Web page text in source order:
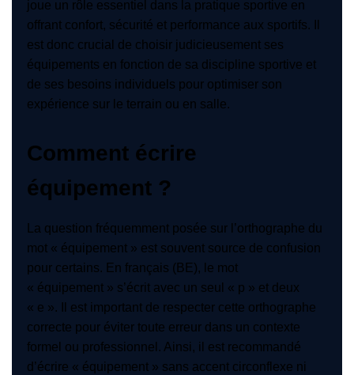
joue un rôle essentiel dans la pratique sportive en
offrant confort, sécurité et performance aux sportifs. Il
est donc crucial de choisir judicieusement ses
équipements en fonction de sa discipline sportive et
de ses besoins individuels pour optimiser son
expérience sur le terrain ou en salle.
Comment écrire
équipement ?
La question fréquemment posée sur l’orthographe du
mot « équipement » est souvent source de confusion
pour certains. En français (BE), le mot
« équipement » s’écrit avec un seul « p » et deux
« e ». Il est important de respecter cette orthographe
correcte pour éviter toute erreur dans un contexte
formel ou professionnel. Ainsi, il est recommandé
d’écrire « équipement » sans accent circonflexe ni